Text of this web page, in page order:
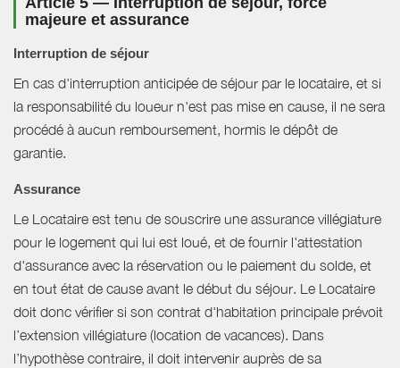
majeure et assurance
Interruption de séjour
En cas d'interruption anticipée de séjour par le locataire, et si
la responsabilité du loueur n'est pas mise en cause, il ne sera
procédé à aucun remboursement, hormis le dépôt de
garantie.
Assurance
Le Locataire est tenu de souscrire une assurance villégiature
pour le logement qui lui est loué, et de fournir l'attestation
d'assurance avec la réservation ou le paiement du solde, et
en tout état de cause avant le début du séjour. Le Locataire
doit donc vérifier si son contrat d'habitation principale prévoit
l’extension villégiature (location de vacances). Dans
l’hypothèse contraire, il doit intervenir auprès de sa